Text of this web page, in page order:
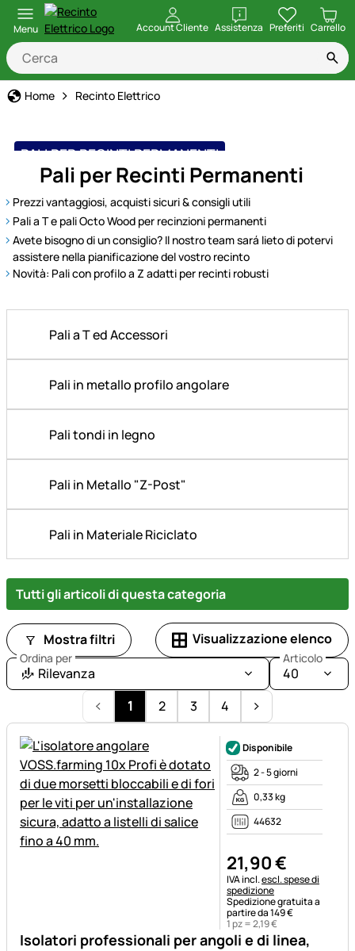
Menu Account Cliente Assistenza
apri Preferiti Carrello
Home Recinto Elettrico
PALI PER RECINTI PERMANENTI
Pali per Recinti Permanenti
Prezzi vantaggiosi, acquisti sicuri & consigli utili
Pali a T e pali Octo Wood per recinzioni permanenti
Avete bisogno di un consiglio? Il nostro team sará lieto di potervi
assistere nella pianificazione del vostro recinto
Novità: Pali con profilo a Z adatti per recinti robusti
Pali a T ed Accessori
Pali in metallo profilo angolare
Pali tondi in legno
Pali in Metallo "Z-Post"
Pali in Materiale Riciclato
Tutti gli articoli di questa categoria
Mostra filtri Visualizzazione elenco
Ordina per
Rilevanza
Articolo
40
1
2 3 4
Isolatori professionali per angoli e di linea,
Disponibile
2 - 5 giorni
0,33 kg
44632
21,90€
Informazioni fiscali:
IVA incl.escl. spese di
spedizione
Spedizione gratuita a
partire da 149 €
1 pz =2,19€